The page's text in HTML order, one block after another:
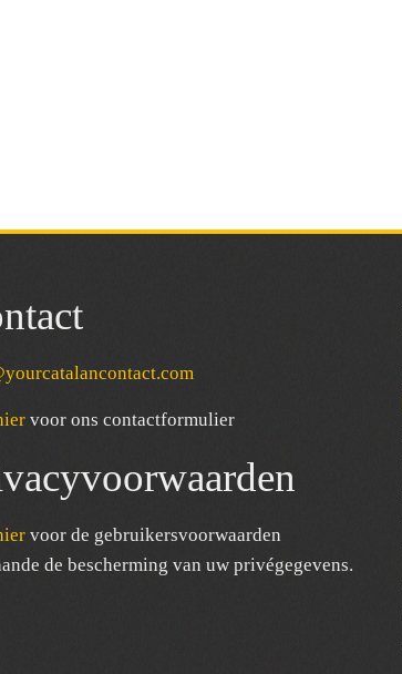
voor ons contactformulier
voor de gebruikersvoorwaarden
de bescherming van uw privégegevens.